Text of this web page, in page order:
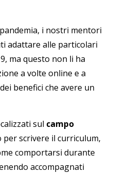
i nostri mentori
adattare alle particolari
ma questo non li ha
a volte online e a
benefici che avere un
sul campo
per scrivere il curriculum,
comportarsi durante
accompagnati